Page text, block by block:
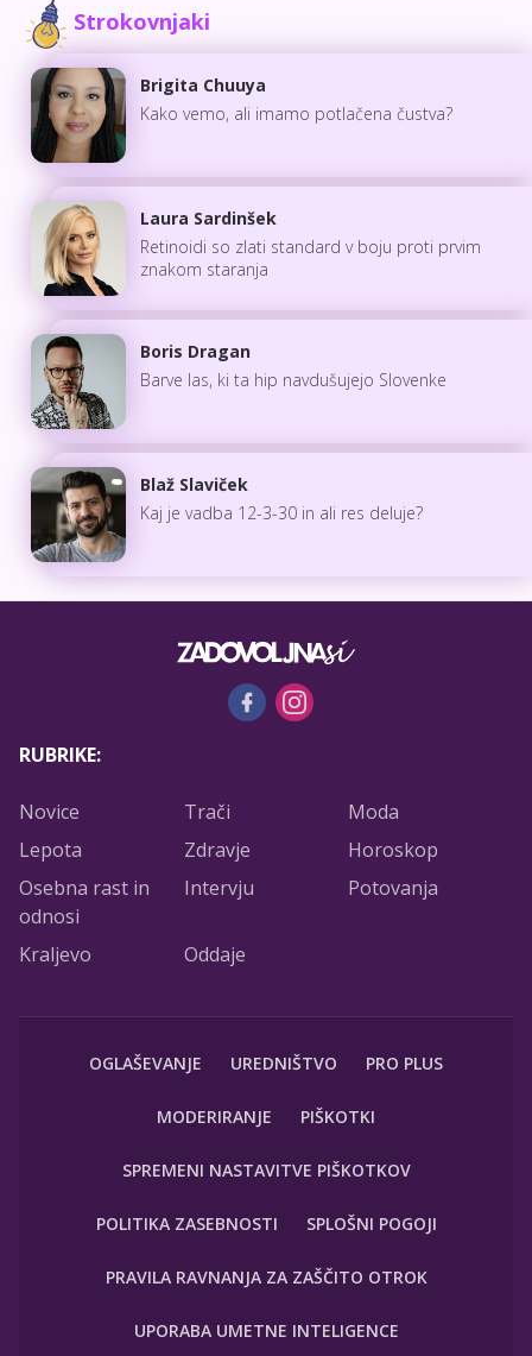
Strokovnjaki
Brigita Chuuya
Kako vemo, ali imamo potlačena čustva?
Laura Sardinšek
Retinoidi so zlati standard v boju proti prvim
znakom staranja
Boris Dragan
Barve las, ki ta hip navdušujejo Slovenke
Blaž Slaviček
Kaj je vadba 12-3-30 in ali res deluje?
RUBRIKE:
Novice Trači
Moda
Lepota
Zdravje
Horoskop
Osebna rast in
odnosi
Intervju Potovanja
Kraljevo Oddaje
OGLAŠEVANJE UREDNIŠTVO PRO PLUS
MODERIRANJE PIŠKOTKI
SPREMENI NASTAVITVE PIŠKOTKOV
POLITIKA ZASEBNOSTI SPLOŠNI POGOJI
PRAVILA RAVNANJA ZA ZAŠČITO OTROK
UPORABA UMETNE INTELIGENCE